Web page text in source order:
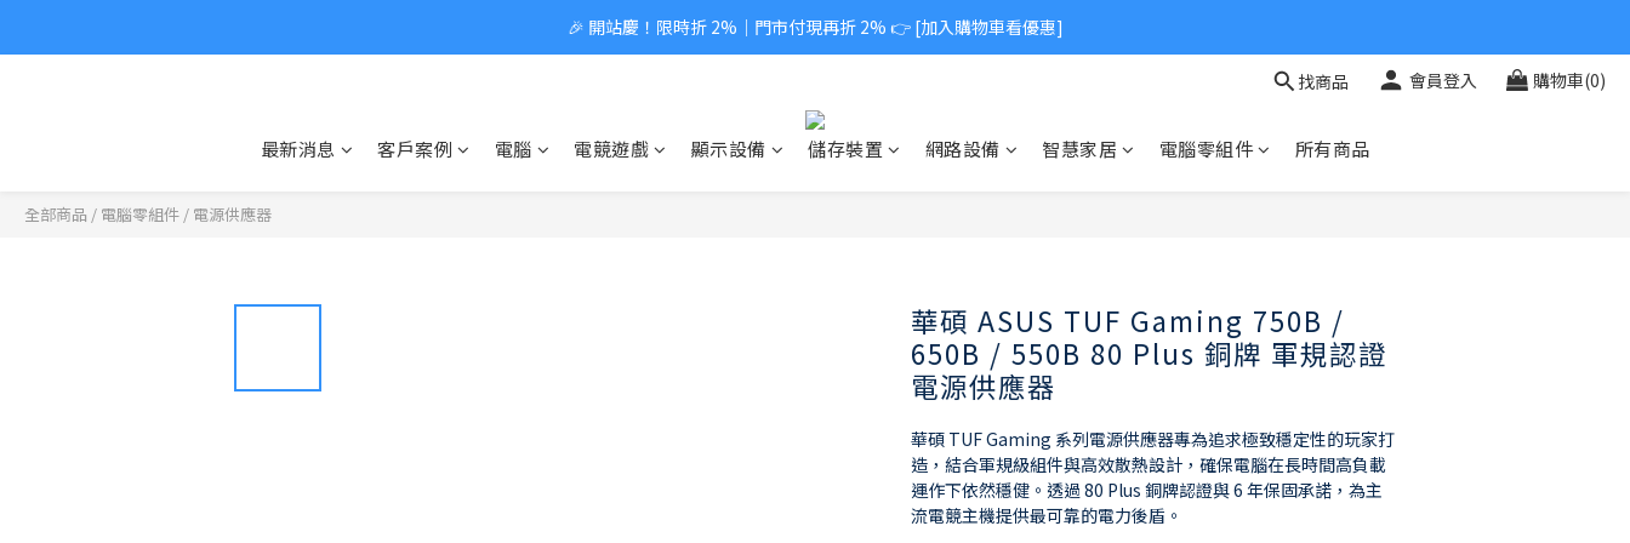
🎉 開站慶！限時折 2%｜門市付現再折 2% 👉 [加入購物車看優惠]
找商品 會員登入 購物車(0)
最新消息 客戶案例 電腦 電競遊戲 顯示設備 儲存裝置 網路設備 智慧家居 電腦零組件 所有商品
全部商品 / 電腦零組件 / 電源供應器
華碩 ASUS TUF Gaming 750B /
650B / 550B 80 Plus 銅牌 軍規認證
電源供應器
華碩 TUF Gaming 系列電源供應器專為追求極致穩定性的玩家打
造，結合軍規級組件與高效散熱設計，確保電腦在長時間高負載
運作下依然穩健。透過 80 Plus 銅牌認證與 6 年保固承諾，為主
流電競主機提供最可靠的電力後盾。